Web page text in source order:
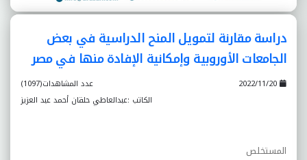
دراسة مقارنة لتمويل المنح الدراسية في بعض
الجامعات الأوروبية وإمکانية الإفادة منها في مصر
عدد المشاهدات(1097)
الكاتب :عبدالعاطي حلقان أحمد عبد العزيز
المستخلص